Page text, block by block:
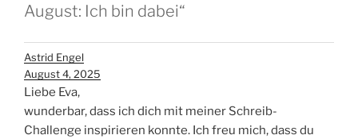
August: Ich bin dabei“
Astrid Engel
August 4, 2025
Liebe Eva,
wunderbar, dass ich dich mit meiner Schreib-
Challenge inspirieren konnte. Ich freu mich, dass du